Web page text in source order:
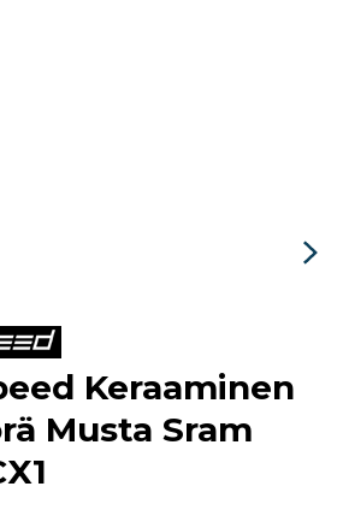
Keraaminen
Musta Sram